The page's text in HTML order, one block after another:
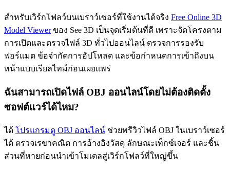
สำหรับเวิร์กโฟลว์บนเบราว์เซอร์ที่ใช้งานได้จริง Free Online 3D
Model Viewerของ See 3D เป็นจุดเริ่มต้นที่ดี เพราะจัดโครงตาม
การเปิดและตรวจไฟล์ 3D ทั่วไปออนไลน์ ตรวจการรองรับ
ฟอร์แมต ข้อจำกัดการอัปโหลด และข้อกำหนดการเข้าถึงบน
หน้าแบบเรียลไทม์ก่อนเผยแพร่
ฉันสามารถเปิดไฟล์ OBJ ออนไลน์โดยไม่ต้องติดตั้ง
ซอฟต์แวร์ได้ไหม?
ได้ โปรแกรมดู OBJ ออนไลน์ ช่วยพรีวิวไฟล์ OBJ ในเบราว์เซอร์
ได้ ตรวจเรขาคณิต การอ้างอิงวัสดุ ลักษณะเท็กซ์เจอร์ และชิ้น
ส่วนที่หายก่อนนำเข้าโมเดลสู่เวิร์กโฟลว์ที่ใหญ่ขึ้น